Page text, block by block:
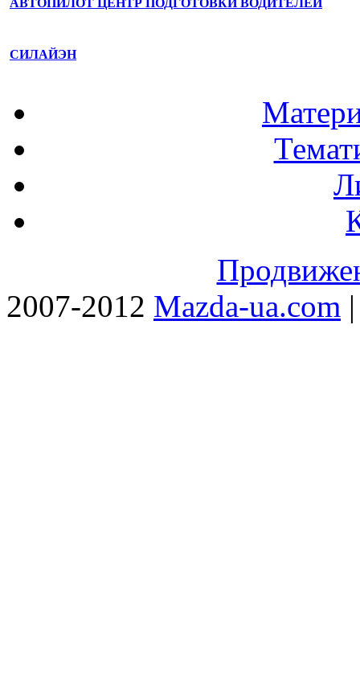
СИЛАЙЭН
2007-2012 Mazda-ua.com